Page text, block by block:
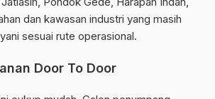
dan kawasan industri yang masih
sesuai rute operasional.
Door To Door